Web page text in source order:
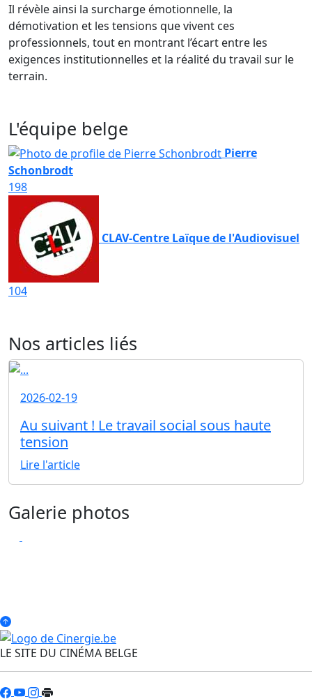
Il révèle ainsi la surcharge émotionnelle, la
démotivation et les tensions que vivent ces
professionnels, tout en montrant l’écart entre les
exigences institutionnelles et la réalité du travail sur le
terrain.
L'équipe belge
Pierre
Schonbrodt
198
CLAV-Centre Laïque de l'Audiovisuel
104
Nos articles liés
2026-02-19
Au suivant ! Le travail social sous haute
tension
Lire l'article
Galerie photos
LE SITE DU CINÉMA BELGE